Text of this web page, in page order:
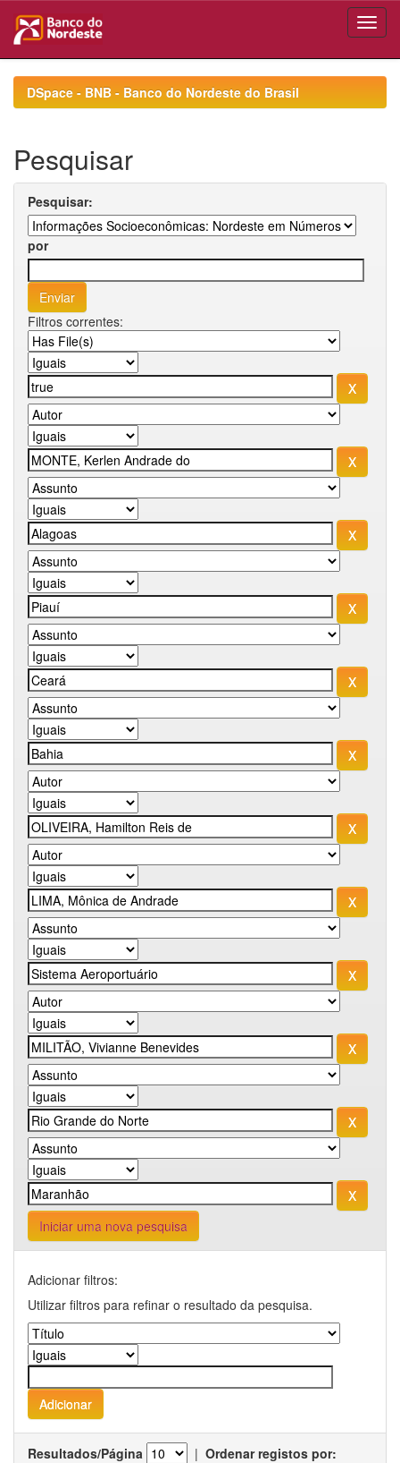
navigationDSpace - BNB - Banco do Nordeste do Brasil
Pesquisar
Pesquisar:
por
Filtros correntes:
Iniciar uma nova pesquisa
Adicionar filtros:
Utilizar filtros para refinar o resultado da pesquisa.
Resultados/Página | Ordenar registos por: